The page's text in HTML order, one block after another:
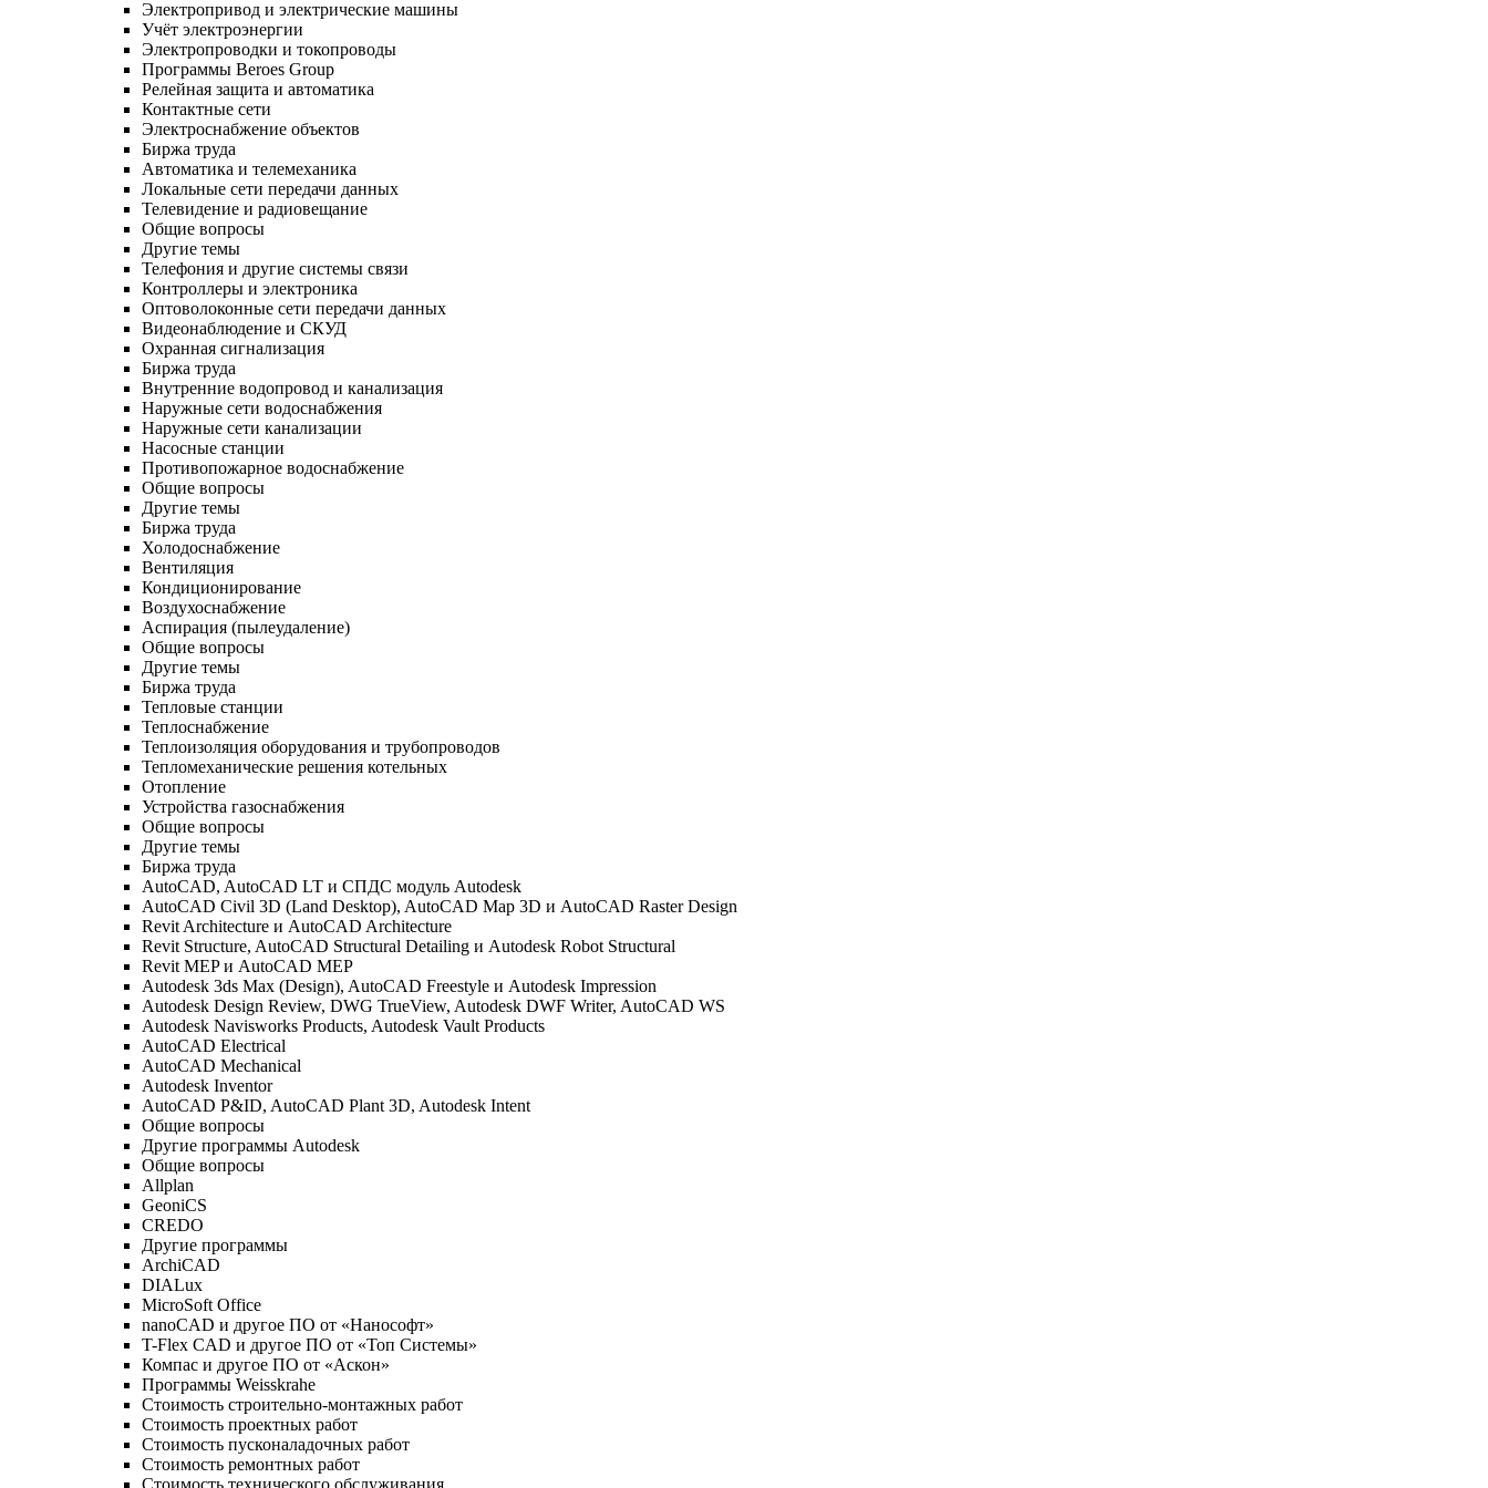
Электропривод и электрические машины
Учёт электроэнергии
Электропроводки и токопроводы
Программы Beroes Group
Релейная защита и автоматика
Контактные сети
Электроснабжение объектов
Биржа труда
Автоматика и телемеханика
Локальные сети передачи данных
Телевидение и радиовещание
Общие вопросы
Другие темы
Телефония и другие системы связи
Контроллеры и электроника
Оптоволоконные сети передачи данных
Видеонаблюдение и СКУД
Охранная сигнализация
Биржа труда
Внутренние водопровод и канализация
Наружные сети водоснабжения
Наружные сети канализации
Насосные станции
Противопожарное водоснабжение
Общие вопросы
Другие темы
Биржа труда
Холодоснабжение
Вентиляция
Кондиционирование
Воздухоснабжение
Аспирация (пылеудаление)
Общие вопросы
Другие темы
Биржа труда
Тепловые станции
Теплоснабжение
Теплоизоляция оборудования и трубопроводов
Тепломеханические решения котельных
Отопление
Устройства газоснабжения
Общие вопросы
Другие темы
Биржа труда
AutoCAD, AutoCAD LT и СПДС модуль Autodesk
AutoCAD Civil 3D (Land Desktop), AutoCAD Map 3D и AutoCAD Raster Design
Revit Architecture и AutoCAD Architecture
Revit Structure, AutoCAD Structural Detailing и Autodesk Robot Structural
Revit MEP и AutoCAD MEP
Autodesk 3ds Max (Design), AutoCAD Freestyle и Autodesk Impression
Autodesk Design Review, DWG TrueView, Autodesk DWF Writer, AutoCAD WS
Autodesk Navisworks Products, Autodesk Vault Products
AutoCAD Electrical
AutoCAD Mechanical
Autodesk Inventor
AutoCAD P&ID, AutoCAD Plant 3D, Autodesk Intent
Общие вопросы
Другие программы Autodesk
Общие вопросы
Allplan
GeoniCS
CREDO
Другие программы
ArchiCAD
DIALux
MicroSoft Office
nanoCAD и другое ПО от «Нанософт»
T-Flex CAD и другое ПО от «Топ Системы»
Компас и другое ПО от «Аскон»
Программы Weisskrahe
Стоимость строительно-монтажных работ
Стоимость проектных работ
Стоимость пусконаладочных работ
Стоимость ремонтных работ
Стоимость технического обслуживания